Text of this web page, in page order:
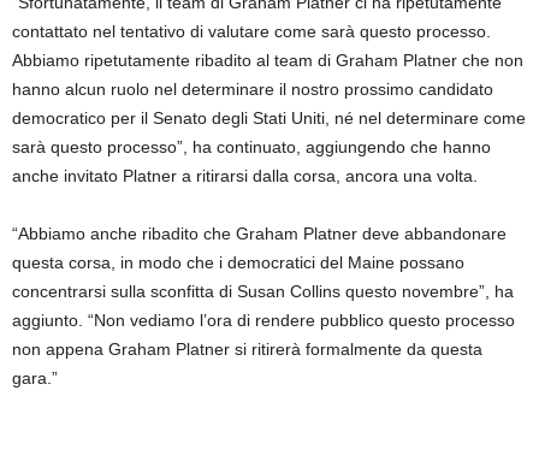
contattato nel tentativo di valutare come sarà questo processo.
Abbiamo ripetutamente ribadito al team di Graham Platner che non
hanno alcun ruolo nel determinare il nostro prossimo candidato
democratico per il Senato degli Stati Uniti, né nel determinare come
sarà questo processo”, ha continuato, aggiungendo che hanno
anche invitato Platner a ritirarsi dalla corsa, ancora una volta.
“Abbiamo anche ribadito che Graham Platner deve abbandonare
questa corsa, in modo che i democratici del Maine possano
concentrarsi sulla sconfitta di Susan Collins questo novembre”, ha
aggiunto. “Non vediamo l’ora di rendere pubblico questo processo
non appena Graham Platner si ritirerà formalmente da questa
gara.”